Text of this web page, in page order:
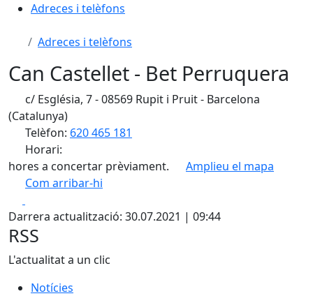
Adreces i telèfons
Adreces i telèfons
Can Castellet - Bet Perruquera
c/ Església, 7 - 08569 Rupit i Pruit - Barcelona
(Catalunya)
Telèfon: 620 465 181
Horari:
hores a concertar prèviament.
Amplieu el mapa
Com arribar-hi
+
−
Darrera actualització: 30.07.2021 | 09:44
RSS
L'actualitat a un clic
Notícies